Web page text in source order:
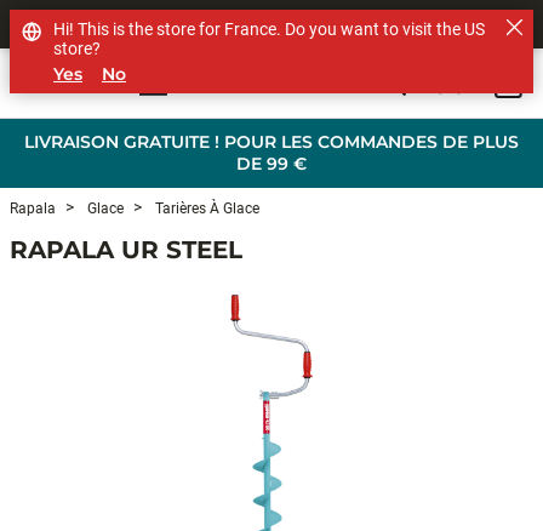
LIVRAISON GRATUITE ! POUR LES COMMANDES DE PLUS
DE 99 €
SHOP OTHER BRANDS
Rapala Glace Tarières À Glace
RAPALA UR STEEL
Hi! This is the store for France. Do you want to visit the US
store?
Yes No